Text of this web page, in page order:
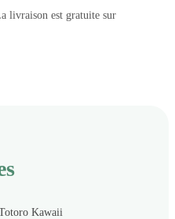
livraison est gratuite sur
Kawaii